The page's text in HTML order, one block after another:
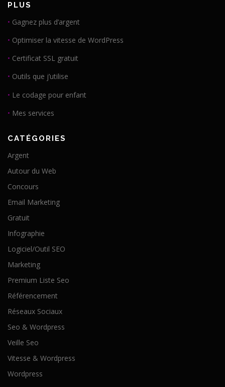
PLUS
• Gagnez plus d’argent
• Optimiser la vitesse de WordPress
• Certificat SSL gratuit
• Outils que j’utilise
• Le codage pour enfant
• Mes services
CATÉGORIES
Argent
Autour du Web
Concours
Email Marketing
Gratuit
Infographie
Logiciel/Outil SEO
Marketing
Premium Liste Seo
Référencement
Réseaux Sociaux
Seo & Wordpress
Veille Seo
Vitesse & Wordpress
Wordpress